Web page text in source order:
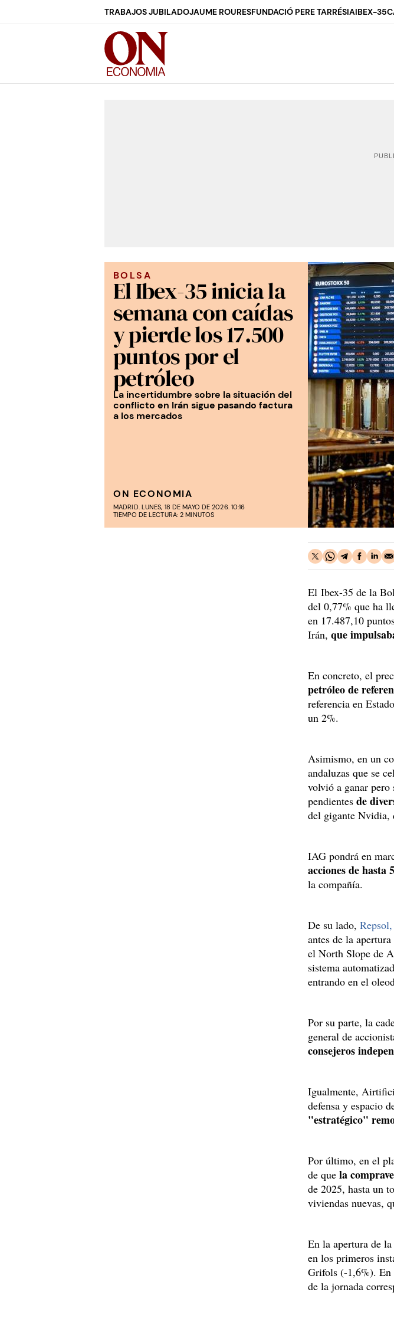
TRABAJOS JUBILADOJAUME ROURESFUNDACIÓ PERE TARRÉSIAIBEX-35
BOLSA
El Ibex-35 inicia la
semana con caídas
y pierde los 17.500
puntos por el
petróleo
La incertidumbre sobre la situación del
conflicto en Irán sigue pasando factura
a los mercados
ON ECONOMIA
MADRID. LUNES, 18 DE MAYO DE 2026. 10:16
TIEMPO DE LECTURA: 2 MINUTOS
El Ibex-35 de la
del 0,77% que ha
en 17.487,10
Irán, que
En concreto, el
petróleo de
referencia en
un 2%.
Asimismo, en un
andaluzas que se
volvió a ganar pero
pendientes de
del gigante Nvidia,
IAG pondrá en
acciones de hasta
la compañía.
De su lado,
antes de la
el North Slope de
sistema
entrando en el
Por su parte, la
general de
consejeros
Igualmente,
defensa y espacio
"estratégico"
Por último, en el
de que la
de 2025, hasta un
viviendas nuevas,
En la apertura de
en los primeros
Grifols (-1,6%). En
de la jornada